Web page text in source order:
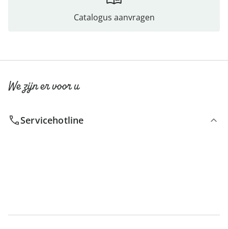
Catalogus aanvragen
We zijn er voor u
Servicehotline